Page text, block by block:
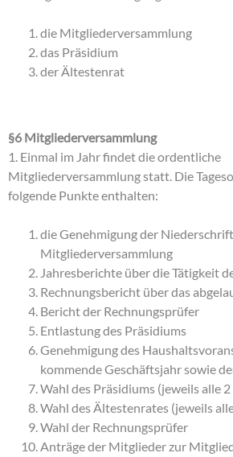
die Mitgliederversammlung
das Präsidium
der Ältestenrat
§6 Mitgliederversammlung
1. Einmal im Jahr findet die ordentliche
Mitgliederversammlung statt. Die
folgende Punkte enthalten:
die Genehmigung der
Mitgliederversammlung
Jahresberichte über die Tätigkeit
Rechnungsbericht über das
Bericht der Rechnungsprüfer
Entlastung des Präsidiums
Genehmigung des
kommende Geschäftsjahr sowie
Wahl des Präsidiums (jeweils alle 2
Wahl des Ältestenrates (jeweils
Wahl der Rechnungsprüfer
Anträge der Mitglieder zur